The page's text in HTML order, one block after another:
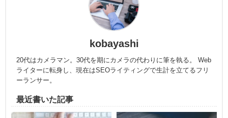
kobayashi
20代はカメラマン。30代を期にカメラの代わりに筆を執る。 Web
ライターに転身し、現在はSEOライティングで生計を立てるフリ
ーランサー。
最近書いた記事